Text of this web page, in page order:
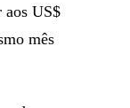
aos US$
mês